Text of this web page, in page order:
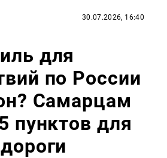
30.07.2026, 16:40
для
по России
Самарцам
пунктов для